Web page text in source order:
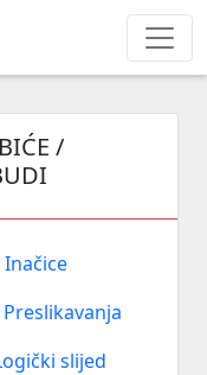
/
Inačice
Preslikavanja
slijed